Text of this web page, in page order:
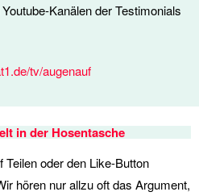
Kanälen der Testimonials
tv/augenauf
in der Hosentasche
oder den Like-Button
hören nur allzu oft das Argument,